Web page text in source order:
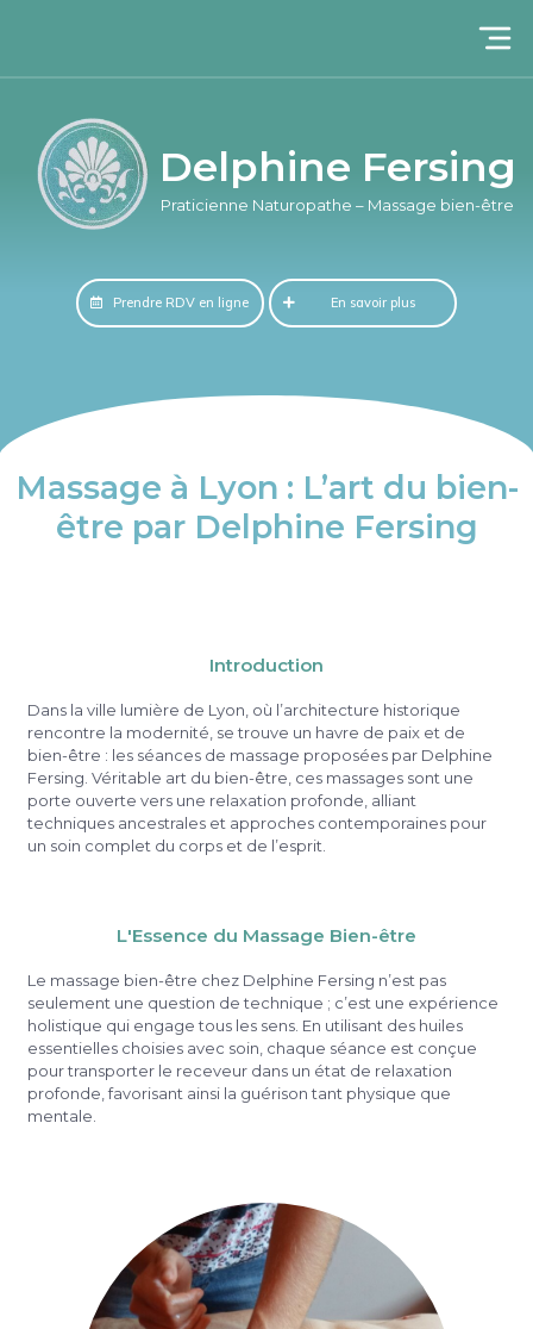
Delphine Fersing​
Praticienne Naturopathe – Massage bien-être​
Prendre RDV en ligne En savoir plus
Massage à Lyon : L’art du bien-
être par Delphine Fersing
Introduction
Dans la ville lumière de Lyon, où l’architecture historique
rencontre la modernité, se trouve un havre de paix et de
bien-être : les séances de massage proposées par Delphine
Fersing. Véritable art du bien-être, ces massages sont une
porte ouverte vers une relaxation profonde, alliant
techniques ancestrales et approches contemporaines pour
un soin complet du corps et de l’esprit.
L'Essence du Massage Bien-être
Le massage bien-être chez Delphine Fersing n’est pas
seulement une question de technique ; c’est une expérience
holistique qui engage tous les sens. En utilisant des huiles
essentielles choisies avec soin, chaque séance est conçue
pour transporter le receveur dans un état de relaxation
profonde, favorisant ainsi la guérison tant physique que
mentale.